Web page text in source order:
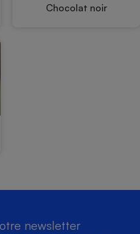
Chocolat noir
newsletter